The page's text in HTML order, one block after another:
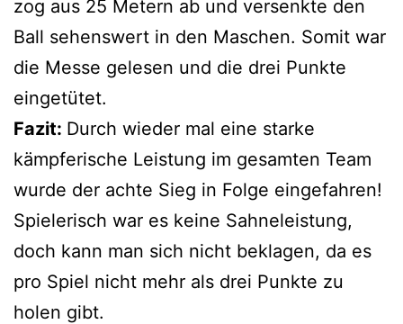
zog aus 25 Metern ab und versenkte den
Ball sehenswert in den Maschen. Somit war
die Messe gelesen und die drei Punkte
eingetütet.
Fazit: Durch wieder mal eine starke
kämpferische Leistung im gesamten Team
wurde der achte Sieg in Folge eingefahren!
Spielerisch war es keine Sahneleistung,
doch kann man sich nicht beklagen, da es
pro Spiel nicht mehr als drei Punkte zu
holen gibt.